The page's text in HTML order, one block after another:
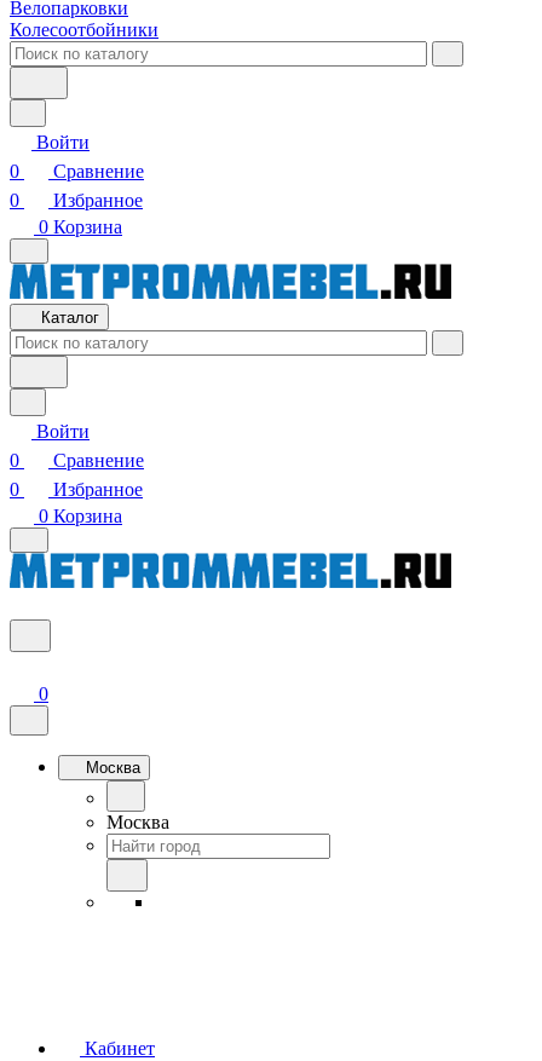
Велопарковки
Колесоотбойники
Войти
0
Сравнение
0
Избранное
0 Корзина
Каталог
Войти
0
Сравнение
0
Избранное
0 Корзина
0
Москва
Москва
Кабинет